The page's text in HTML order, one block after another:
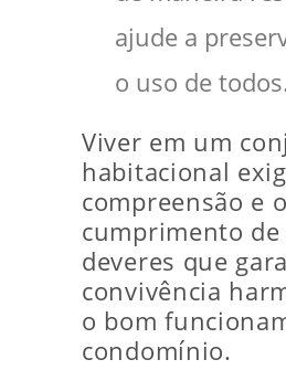
ajude a
o uso de
Viver em um
habitacional
compreensão e o
cumprimento
deveres que
convivência
o bom
condomínio.